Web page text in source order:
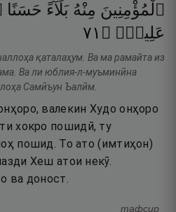
ٱلْمُؤْمِنِينَ مِنْهُ بَلَآءً
عَلِيمٌۭ ۝ ١٧
қаталаҳум. Ва ма рамайта из
Ва ли юблия-л-муъминӣна
Самӣъун Ъалӣм.
валекин Худо онҳоро
хокро пошидӣ, ту
пошид. То ато (имтиҳон)
Хеш атои некӯ.
ва доност.
тафсир